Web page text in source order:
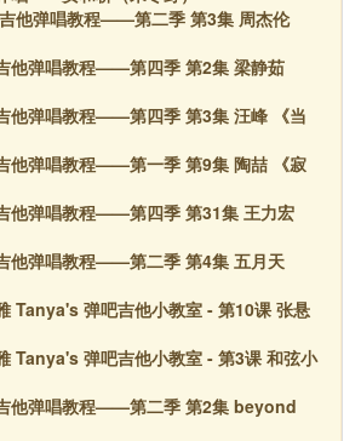
他弹唱教程——第二季 第3集 周杰伦
他弹唱教程——第四季 第2集 梁静茹
他弹唱教程——第四季 第3集 汪峰 《当
他弹唱教程——第一季 第9集 陶喆 《寂
他弹唱教程——第四季 第31集 王力宏
他弹唱教程——第二季 第4集 五月天
Tanya's 弹吧吉他小教室 - 第10课 张悬
Tanya's 弹吧吉他小教室 - 第3课 和弦小
他弹唱教程——第二季 第2集 beyond